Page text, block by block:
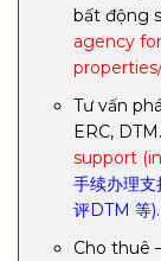
bất động
agency
Tư vấn
ERC,
support
手续办理
评DTM 等).
Cho thuê